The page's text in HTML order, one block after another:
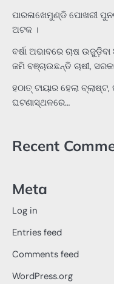
ପାରଳାଖେମୁଣ୍ଡି ପୋଖରୀ
ଅଟକ ।
ବର୍ଷା ଅଭାବରେ ଚାଷ
ଜମି ବଞ୍ଚାଉଛନ୍ତି ଚାଷୀ,
ହଠାତ୍‌ ଟାୟାର ହେଲା
ଘଟଣାସ୍ଥଳରେ…
Recent
Meta
Log in
Entries feed
Comments feed
WordPress.org